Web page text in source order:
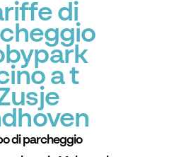
di
a t
di parcheggio